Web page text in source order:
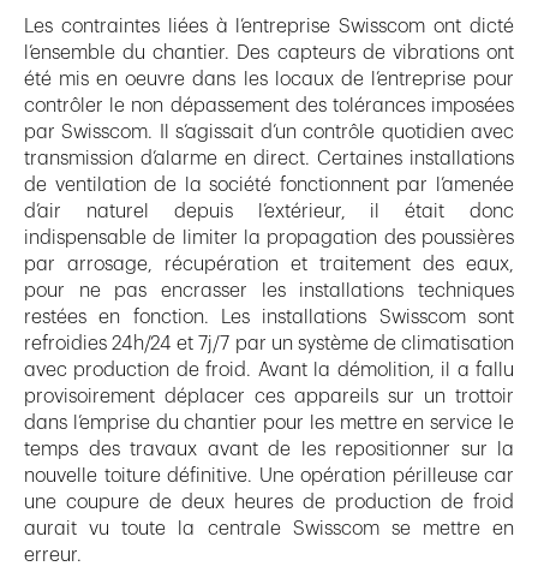
Les contraintes liées à l’entreprise Swisscom ont dicté
l’ensemble du chantier. Des capteurs de vibrations ont
été mis en oeuvre dans les locaux de l’entreprise pour
contrôler le non dépassement des tolérances imposées
par Swisscom. Il s’agissait d’un contrôle quotidien avec
transmission d’alarme en direct. Certaines installations
de ventilation de la société fonctionnent par l’amenée
d’air naturel depuis l’extérieur, il était donc
indispensable de limiter la propagation des poussières
par arrosage, récupération et traitement des eaux,
pour ne pas encrasser les installations techniques
restées en fonction. Les installations Swisscom sont
refroidies 24h/24 et 7j/7 par un système de climatisation
avec production de froid. Avant la démolition, il a fallu
provisoirement déplacer ces appareils sur un trottoir
dans l’emprise du chantier pour les mettre en service le
temps des travaux avant de les repositionner sur la
nouvelle toiture définitive. Une opération périlleuse car
une coupure de deux heures de production de froid
aurait vu toute la centrale Swisscom se mettre en
erreur.